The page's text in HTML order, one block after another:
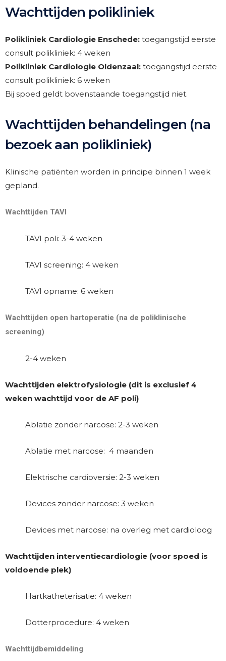
Wachttijden polikliniek
Polikliniek Cardiologie Enschede: toegangstijd eerste
consult polikliniek: 4 weken
Polikliniek Cardiologie Oldenzaal: toegangstijd eerste
consult polikliniek: 6 weken
Bij spoed geldt bovenstaande toegangstijd niet.
Wachttijden behandelingen (na
bezoek aan polikliniek)
Klinische patiënten worden in principe binnen 1 week
gepland.
Wachttijden TAVI
TAVI poli: 3-4 weken
TAVI screening: 4 weken
TAVI opname: 6 weken
Wachttijden open hartoperatie (na de poliklinische
screening)
2-4 weken
Wachttijden elektrofysiologie (dit is exclusief 4
weken wachttijd voor de AF poli)
Ablatie zonder narcose: 2-3 weken
Ablatie met narcose: 4 maanden
Elektrische cardioversie: 2-3 weken
Devices zonder narcose: 3 weken
Devices met narcose: na overleg met cardioloog
Wachttijden interventiecardiologie (voor spoed is
voldoende plek)
Hartkatheterisatie: 4 weken
Dotterprocedure: 4 weken
Wachttijdbemiddeling